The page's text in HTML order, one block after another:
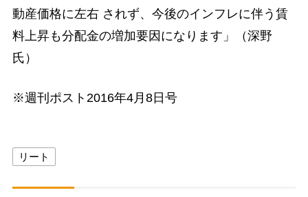
動産価格に左右 されず、今後のインフレに伴う賃
料上昇も分配金の増加要因になります」（深野
氏）
※週刊ポスト2016年4月8日号
リート